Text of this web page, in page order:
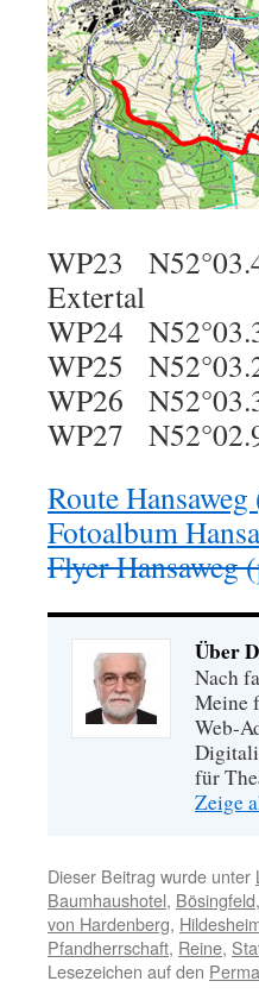
WP23
Extertal
WP24
WP25
WP26
WP27
Route
Fotoalbum
Flyer Hansaweg
Über
Nach
Meine
Web-
für
Zeige
Dieser Beitrag wurde unter
Baumhaushotel, Bösingfeld,
von Hardenberg,
Pfandherrschaft, Reine,
Lesezeichen auf den